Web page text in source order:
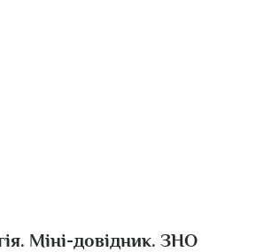
Міні-довідник. ЗНО